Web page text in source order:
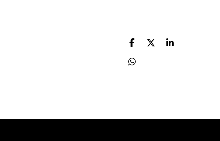
D
l
D
S
D